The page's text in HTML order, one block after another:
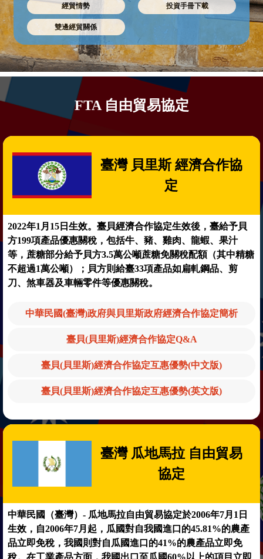
經貿情勢 投資手冊下載
雙邊經貿關係
FTA 自由貿易協定
臺灣 貝里斯 經濟合作協
定
2022年1月15日生效。臺貝經濟合作協定生效後，臺給予貝
方199項產品優惠關稅，包括牛、豬、雞肉、龍蝦、果汁
等，蔗糖部分給予貝方3.5萬公噸蔗糖免關稅配額（其中精糖
不超過1萬公噸）；貝方則給臺33項產品如扁軋鋼品、剪
刀、煞車器及車輛零件等優惠關稅。
中華民國(臺灣)政府與貝里斯政府經濟合作協定簡析
臺貝(貝里斯)經濟合作協定Q&A
臺貝(貝里斯)經濟合作協定互惠優勢(中文版)
臺貝(貝里斯)經濟合作協定互惠優勢(英文版)
臺灣 瓜地馬拉 自由貿易
協定
中華民國（臺灣）- 瓜地馬拉自由貿易協定於2006年7月1日
生效，自2006年7月起，瓜國對自我國進口的45.81%的農產
品立即免稅，我國則對自瓜國進口的41%的農產品立即免
稅。在工業產品方面，我國出口至瓜國60%以上的項目立即